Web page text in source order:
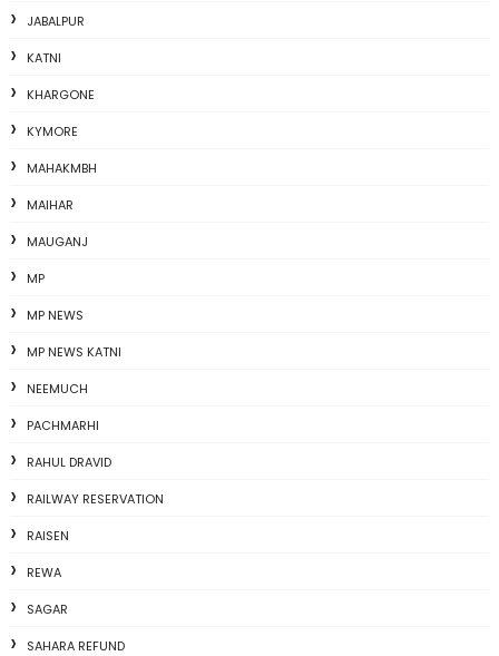
JABALPUR
KATNI
KHARGONE
KYMORE
MAHAKMBH
MAIHAR
MAUGANJ
MP
MP NEWS
MP NEWS KATNI
NEEMUCH
PACHMARHI
RAHUL DRAVID
RAILWAY RESERVATION
RAISEN
REWA
SAGAR
SAHARA REFUND